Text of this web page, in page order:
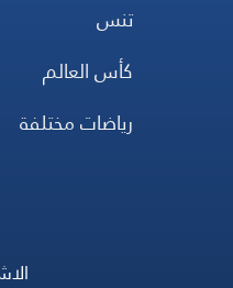
تنس
كأس العالم
رياضات مختلفة